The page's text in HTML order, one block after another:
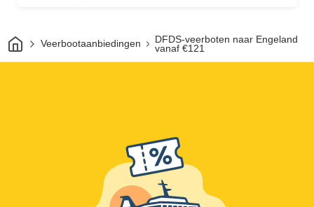
ThuisVeerbootaanbiedingen
DFDS-veerboten naar Engeland
vanaf €121